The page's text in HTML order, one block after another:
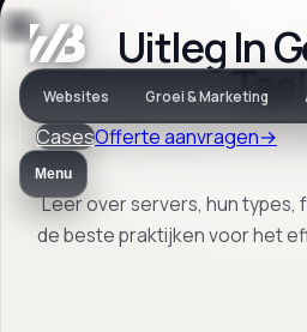
Websites Groei & Marketing
CasesOfferte aanvragen→
Menu
Vaktaal
Wat is
Uitleg In
Taal
Leer over servers, hun types,
de beste praktijken voor het